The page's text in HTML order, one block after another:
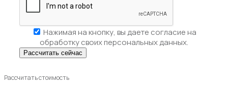
Нажимая на кнопку, вы даете согласие на
обработку своих персональных данных.
Рассчитать стоимость